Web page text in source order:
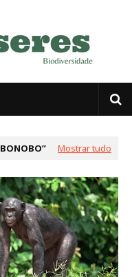
BONOBO Mostrar tudo